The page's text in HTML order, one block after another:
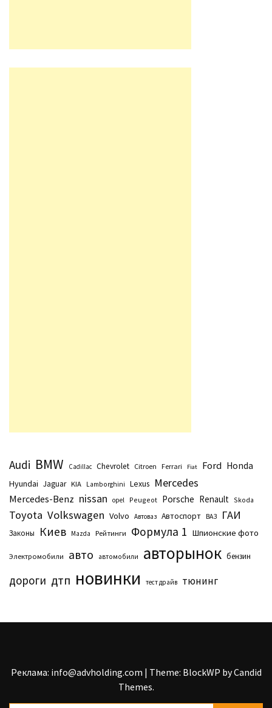
Audi BMW Cadillac Chevrolet Citroen Ferrari Fiat Ford Honda
Hyundai Jaguar KIA Lamborghini Lexus Mercedes
Mercedes-Benz nissan opel Peugeot Porsche Renault Skoda
Toyota Volkswagen Volvo Автоваз Автоспорт ВАЗ ГАИ
Законы Киев Маzda Рейтинги Формула 1 Шпионские фото
Электромобили авто автомобили авторынок бензин
дороги дтп новинки тест драйв тюнинг
Реклама: info@advholding.com | Theme: BlockWP byCandid
Themes.